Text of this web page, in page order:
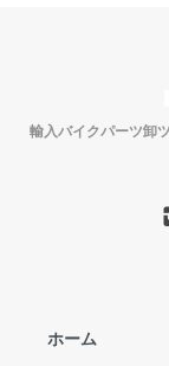
輸入バイクパーツ卸
ホーム